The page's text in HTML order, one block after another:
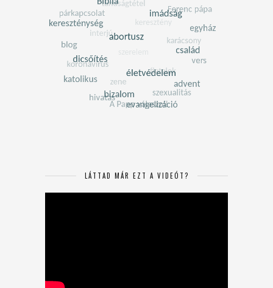
LÁTTAD MÁR EZT A VIDEÓT?